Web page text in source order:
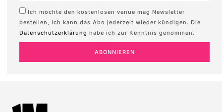
Ich möchte den kostenlosen venue mag Newsletter
bestellen, ich kann das Abo jederzeit wieder kündigen. Die
Datenschutzerklärung habe ich zur Kenntnis genommen.
ABONNIEREN